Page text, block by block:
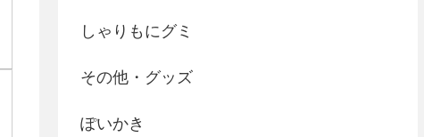
しゃりもにグミ
その他・グッズ
ぽいかき